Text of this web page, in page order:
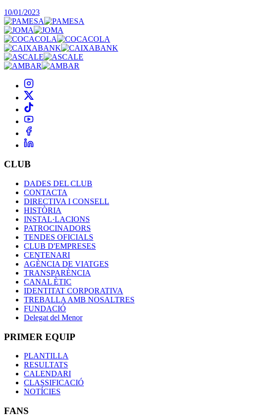
10/01/2023
CLUB
DADES DEL CLUB
CONTACTA
DIRECTIVA I CONSELL
HISTÒRIA
INSTAL·LACIONS
PATROCINADORS
TENDES OFICIALS
CLUB D'EMPRESES
CENTENARI
AGÈNCIA DE VIATGES
TRANSPARÈNCIA
CANAL ÈTIC
IDENTITAT CORPORATIVA
TREBALLA AMB NOSALTRES
FUNDACIÓ
Delegat del Menor
PRIMER EQUIP
PLANTILLA
RESULTATS
CALENDARI
CLASSIFICACIÓ
NOTÍCIES
FANS